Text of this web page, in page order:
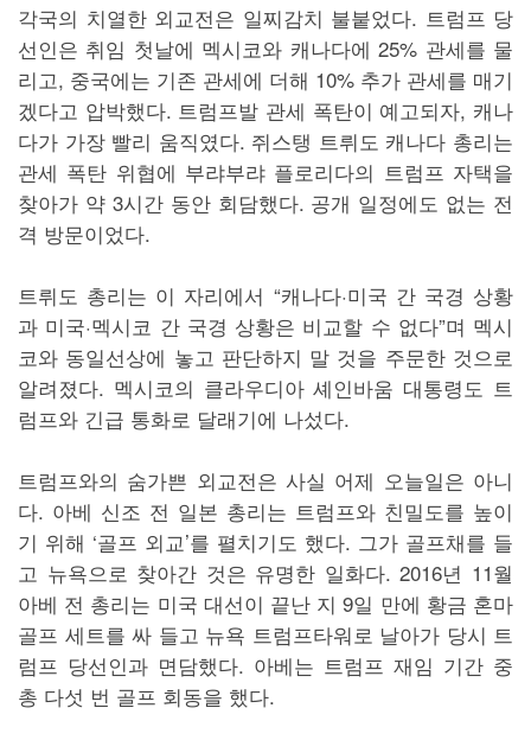
각국의 치열한 외교전은 일찌감치 불붙었다. 트럼프 당
선인은 취임 첫날에 멕시코와 캐나다에 25% 관세를 물
리고, 중국에는 기존 관세에 더해 10% 추가 관세를 매기
겠다고 압박했다. 트럼프발 관세 폭탄이 예고되자, 캐나
다가 가장 빨리 움직였다. 쥐스탱 트뤼도 캐나다 총리는
관세 폭탄 위협에 부랴부랴 플로리다의 트럼프 자택을
찾아가 약 3시간 동안 회담했다. 공개 일정에도 없는 전
격 방문이었다.
트뤼도 총리는 이 자리에서 “캐나다·미국 간 국경 상황
과 미국·멕시코 간 국경 상황은 비교할 수 없다”며 멕시
코와 동일선상에 놓고 판단하지 말 것을 주문한 것으로
알려졌다. 멕시코의 클라우디아 셰인바움 대통령도 트
럼프와 긴급 통화로 달래기에 나섰다.
트럼프와의 숨가쁜 외교전은 사실 어제 오늘일은 아니
다. 아베 신조 전 일본 총리는 트럼프와 친밀도를 높이
기 위해 ‘골프 외교’를 펼치기도 했다. 그가 골프채를 들
고 뉴욕으로 찾아간 것은 유명한 일화다. 2016년 11월
아베 전 총리는 미국 대선이 끝난 지 9일 만에 황금 혼마
골프 세트를 싸 들고 뉴욕 트럼프타워로 날아가 당시 트
럼프 당선인과 면담했다. 아베는 트럼프 재임 기간 중
총 다섯 번 골프 회동을 했다.